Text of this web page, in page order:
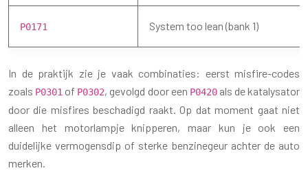
P0171 System too lean (bank 1)
In de praktijk zie je vaak combinaties: eerst misfire-codes
zoals P0301 of P0302, gevolgd door een P0420als de katalysator
door die misfires beschadigd raakt. Op dat moment gaat niet
alleen het motorlampje knipperen, maar kun je ook een
duidelijke vermogensdip of sterke benzinegeur achter de auto
merken.